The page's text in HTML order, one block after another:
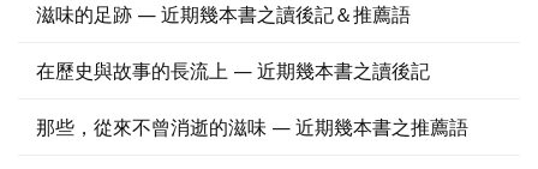
滋味的足跡 — 近期幾本書之讀後記＆推薦語
在歷史與故事的長流上 — 近期幾本書之讀後記
那些，從來不曾消逝的滋味 — 近期幾本書之推薦語